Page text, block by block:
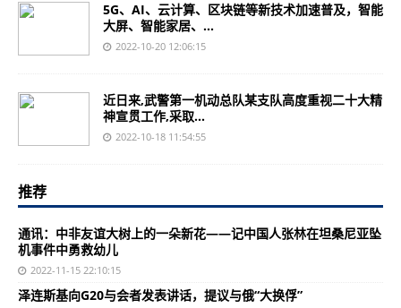
5G、AI、云计算、区块链等新技术加速普及，智能
大屏、智能家居、...
2022-10-20 12:06:15
近日来,武警第一机动总队某支队高度重视二十大精
神宣贯工作,采取...
2022-10-18 11:54:55
推荐
通讯：中非友谊大树上的一朵新花——记中国人张林在坦桑尼亚坠
机事件中勇救幼儿
2022-11-15 22:10:15
泽连斯基向G20与会者发表讲话，提议与俄“大换俘”